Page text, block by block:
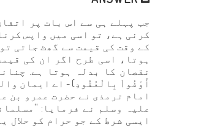
جب پہلے ہی سے اس بات پر
کرنی ہے، تو اسی میں واپس
کے وقت کی قیمت سے گھٹ جاتی
ہوتا، اسی طرح اگر ان کی
نقصان کا بدلہ ہوتا ہے.
أَوْفُواْ بِالْعُقُودِ) - اے ایمان
امام ترمذی نے حضرت عمرو بن
علیہ وسلم نے فرمایا:
ایسی شرط کے جو حرام کو حلال